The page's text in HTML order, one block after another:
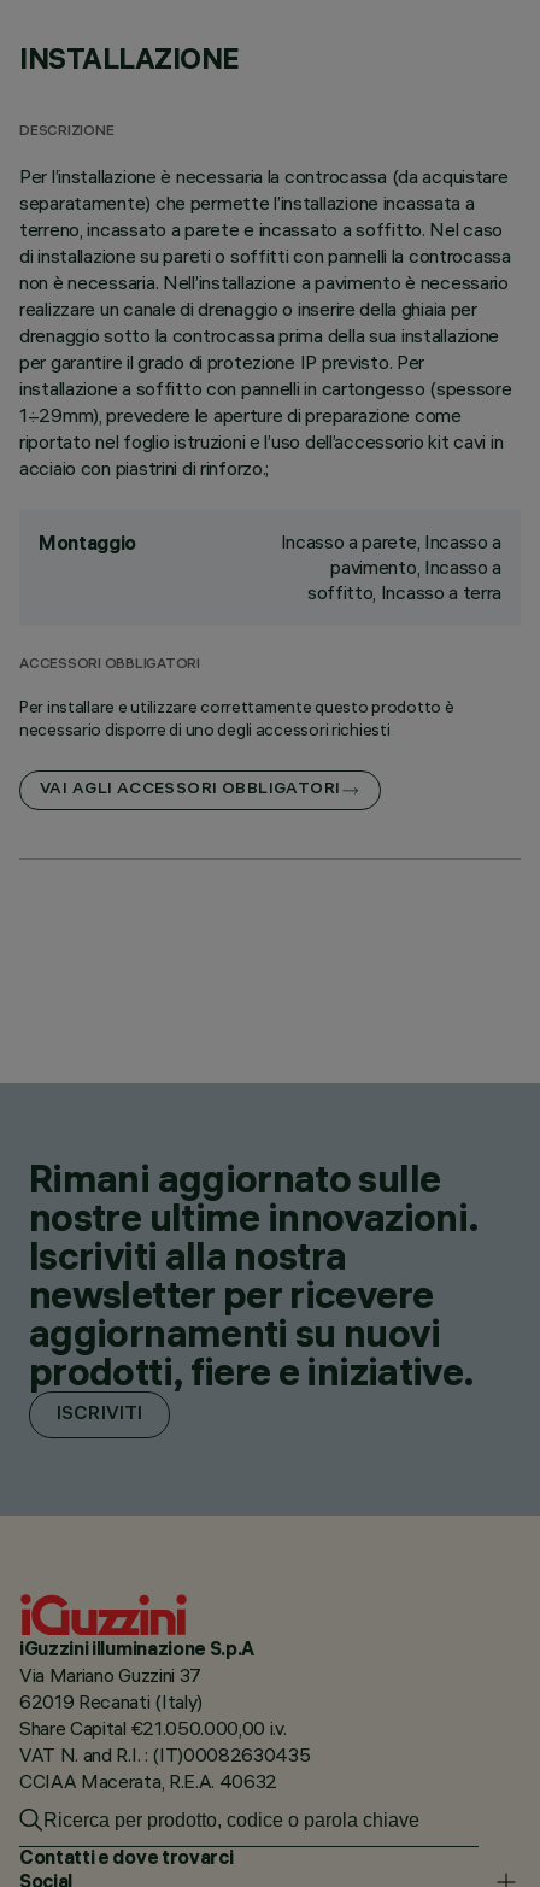
INSTALLAZIONE
DESCRIZIONE
Per l’installazione è necessaria la controcassa (da acquistare
separatamente) che permette l’installazione incassata a
terreno, incassato a parete e incassato a soffitto. Nel caso
di installazione su pareti o soffitti con pannelli la controcassa
non è necessaria. Nell’installazione a pavimento è necessario
realizzare un canale di drenaggio o inserire della ghiaia per
drenaggio sotto la controcassa prima della sua installazione
per garantire il grado di protezione IP previsto. Per
installazione a soffitto con pannelli in cartongesso (spessore
1÷29mm), prevedere le aperture di preparazione come
riportato nel foglio istruzioni e l’uso dell’accessorio kit cavi in
acciaio con piastrini di rinforzo.;
Montaggio
Incasso a parete, Incasso a
pavimento, Incasso a
soffitto, Incasso a terra
ACCESSORI OBBLIGATORI
Per installare e utilizzare correttamente questo prodotto è
necessario disporre di uno degli accessori richiesti
VAI AGLI ACCESSORI OBBLIGATORI
Rimani aggiornato sulle
nostre ultime innovazioni.
Iscriviti alla nostra
newsletter per ricevere
aggiornamenti su nuovi
prodotti, fiere e iniziative.
ISCRIVITI
iGuzzini illuminazione S.p.A
Via Mariano Guzzini 37
62019 Recanati (Italy)
Share Capital €21.050.000,00 i.v.
VAT N. and R.I. : (IT)00082630435
CCIAA Macerata, R.E.A. 40632
Contatti e dove trovarci
Social